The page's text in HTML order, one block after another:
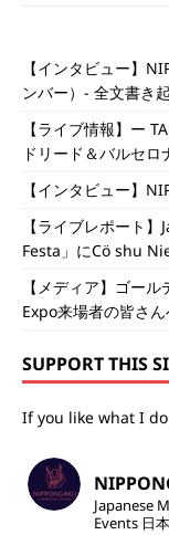
【インタビュー】
ンバー）- 全文書き
【ライブ情報】ー
ドリード＆バルセ
【インタビュー】
【ライブレポート
Festa」にCö shu
【メディア】ゴー
Expo来場者の皆さ
SUPPORT THIS
If you like what I
Japanese
Events 日